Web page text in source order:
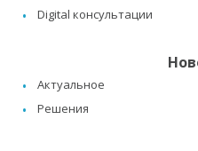
Digital консультации
Актуальное
Решения